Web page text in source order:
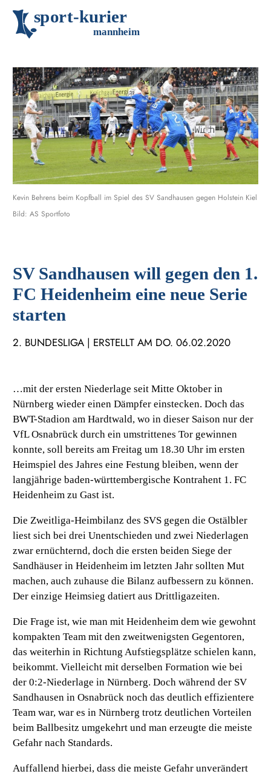
sport-kurier
mannheim
Kevin Behrens beim Kopfball im Spiel des SV Sandhausen gegen Holstein Kiel
Bild: AS Sportfoto
SV Sandhausen will gegen den 1.
FC Heidenheim eine neue Serie
starten
2. BUNDESLIGA | ERSTELLT AM DO. 06.02.2020
…mit der ersten Niederlage seit Mitte Oktober in
Nürnberg wieder einen Dämpfer einstecken. Doch das
BWT-Stadion am Hardtwald, wo in dieser Saison nur der
VfL Osnabrück durch ein umstrittenes Tor gewinnen
konnte, soll bereits am Freitag um 18.30 Uhr im ersten
Heimspiel des Jahres eine Festung bleiben, wenn der
langjährige baden-württembergische Kontrahent 1. FC
Heidenheim zu Gast ist.
Die Zweitliga-Heimbilanz des SVS gegen die Ostälbler
liest sich bei drei Unentschieden und zwei Niederlagen
zwar ernüchternd, doch die ersten beiden Siege der
Sandhäuser in Heidenheim im letzten Jahr sollten Mut
machen, auch zuhause die Bilanz aufbessern zu können.
Der einzige Heimsieg datiert aus Drittligazeiten.
Die Frage ist, wie man mit Heidenheim dem wie gewohnt
kompakten Team mit den zweitwenigsten Gegentoren,
das weiterhin in Richtung Aufstiegsplätze schielen kann,
beikommt. Vielleicht mit derselben Formation wie bei
der 0:2-Niederlage in Nürnberg. Doch während der SV
Sandhausen in Osnabrück noch das deutlich effizientere
Team war, war es in Nürnberg trotz deutlichen Vorteilen
beim Ballbesitz umgekehrt und man erzeugte die meiste
Gefahr nach Standards.
Auffallend hierbei, dass die meiste Gefahr unverändert